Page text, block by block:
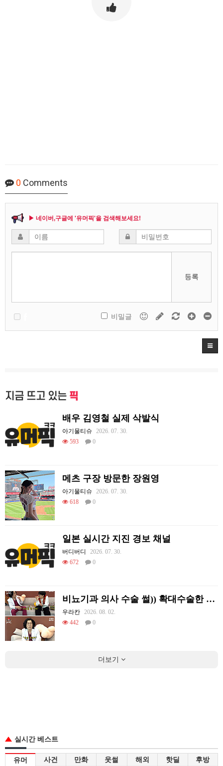
0 Comments
▶ 네이버,구글에 '유머픽'을 검색해보세요!
등록
비밀글
지금 뜨고 있는 픽
배우 김영철 실제 삭발식
아기물티슈
2026. 07. 30.
593
0
메츠 구장 방문한 장원영
아기물티슈
2026. 07. 30.
618
0
일본 실시간 지진 경보 채널
버디버디
2026. 07. 30.
672
0
비뇨기과 의사 수술 썰)) 확대수술한 여러 셀럽들
우라칸 2026. 08. 02.
442
0
더보기
실시간 베스트
유머 사건 만화 웃썰 해외 핫딜 후방